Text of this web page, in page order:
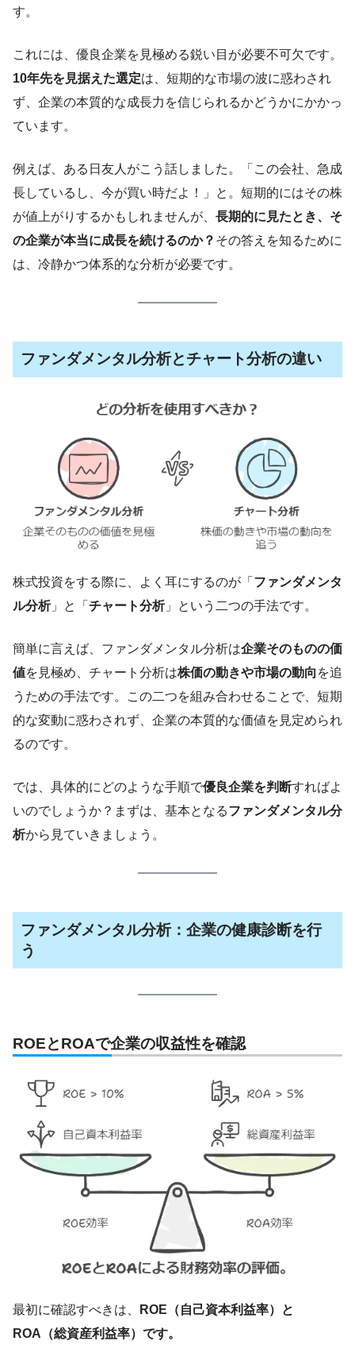
す。
これには、優良企業を見極める鋭い目が必要不可欠です。
10年先を見据えた選定は、短期的な市場の波に惑わされ
ず、企業の本質的な成長力を信じられるかどうかにかかっ
ています。
例えば、ある日友人がこう話しました。「この会社、急成
長しているし、今が買い時だよ！」と。短期的にはその株
が値上がりするかもしれませんが、 長期的に見たとき、そ
の企業が本当に成長を続けるのか？ その答えを知るために
は、冷静かつ体系的な分析が必要です。
ファンダメンタル分析とチャート分析の違い
株式投資をする際に、よく耳にするのが「 ファンダメンタ
ル分析」と「 チャート分析」という二つの手法です。
簡単に言えば、ファンダメンタル分析は企業そのものの価
値を見極め、チャート分析は株価の動きや市場の動向 を追
うための手法です。この二つを組み合わせることで、短期
的な変動に惑わされず、企業の本質的な価値を見定められ
るのです。
では、具体的にどのような手順で優良企業を判断すればよ
いのでしょうか？まずは、基本となるファンダメンタル分
析から見ていきましょう。
ファンダメンタル分析：企業の健康診断を行
う
ROEとROAで企業の収益性を確認
最初に確認すべきは、
ROE（自己資本利益率）と
ROA（総資産利益率）です。